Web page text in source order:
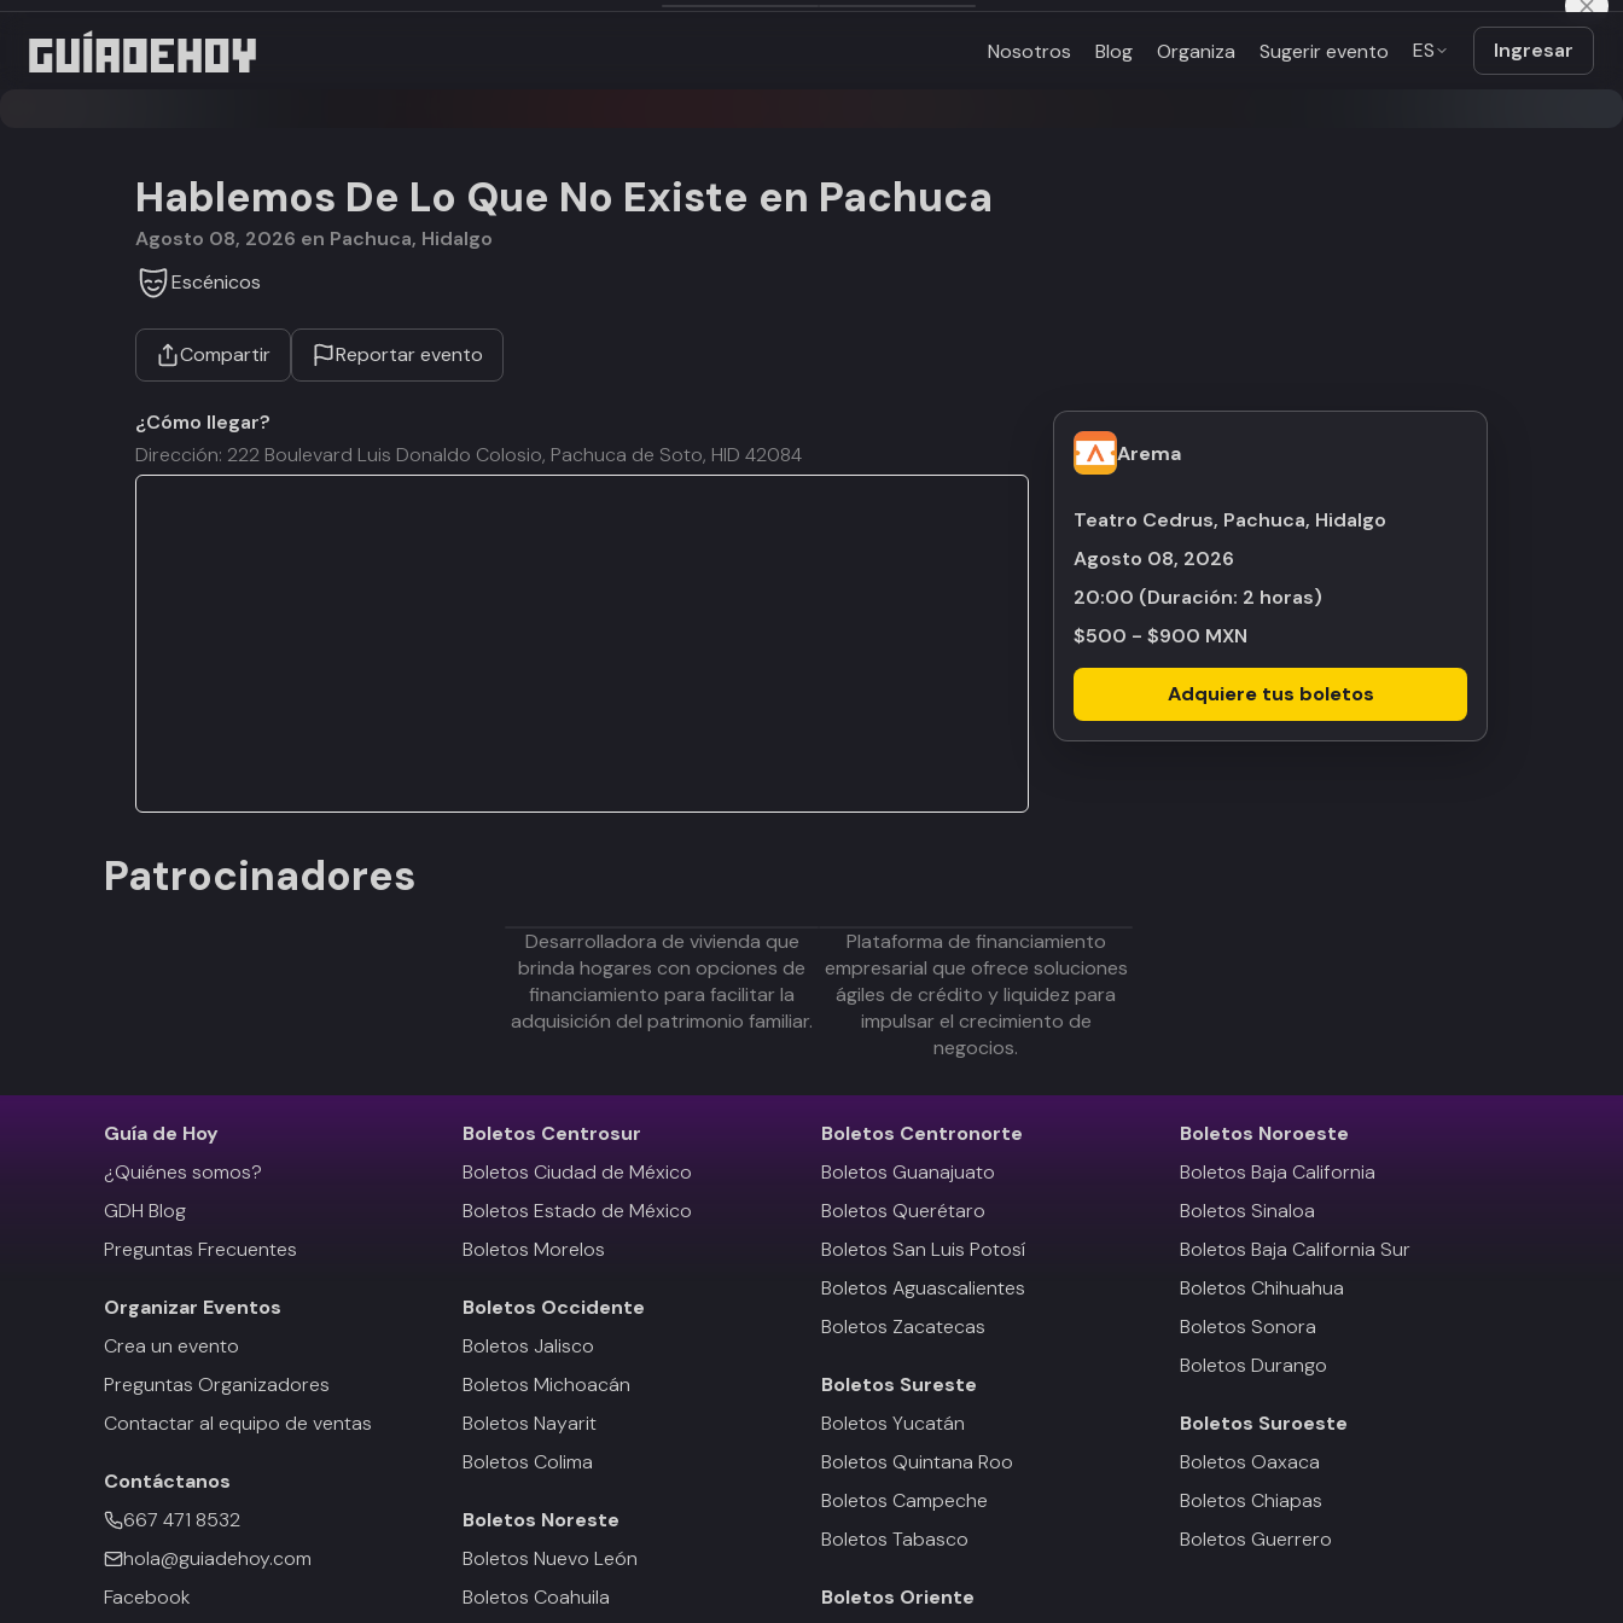
Nosotros Blog Organiza Sugerir evento ES Ingresar
Hablemos De Lo Que No Existe en Pachuca
agosto 08, 2026 en Pachuca, Hidalgo
Escénicos
Compartir Reportar evento
Arema
Teatro Cedrus, Pachuca, Hidalgo
agosto 08, 2026
20:00 (Duración: 2 horas)
$500 - $900 MXN
Adquiere tus boletos
¿Cómo llegar?
Dirección: 222 Boulevard Luis Donaldo Colosio, Pachuca de Soto, HID 42084
Patrocinadores
Desarrolladora de vivienda que
brinda hogares con opciones de
financiamiento para facilitar la
adquisición del patrimonio familiar.
Plataforma de financiamiento
empresarial que ofrece soluciones
ágiles de crédito y liquidez para
impulsar el crecimiento de
negocios.
Guía de Hoy
¿Quiénes somos?
GDH Blog
Preguntas Frecuentes
Organizar Eventos
Crea un evento
Preguntas Organizadores
Contactar al equipo de ventas
Contáctanos
667 471 8532
hola@guiadehoy.com
Facebook
Boletos Centrosur
Boletos Ciudad de México
Boletos Estado de México
Boletos Morelos
Boletos Occidente
Boletos Jalisco
Boletos Michoacán
Boletos Nayarit
Boletos Colima
Boletos Noreste
Boletos Nuevo León
Boletos Coahuila
Boletos Centronorte
Boletos Guanajuato
Boletos Querétaro
Boletos San Luis Potosí
Boletos Aguascalientes
Boletos Zacatecas
Boletos Sureste
Boletos Yucatán
Boletos Quintana Roo
Boletos Campeche
Boletos Tabasco
Boletos Oriente
Boletos Noroeste
Boletos Baja California
Boletos Sinaloa
Boletos Baja California Sur
Boletos Chihuahua
Boletos Sonora
Boletos Durango
Boletos Suroeste
Boletos Oaxaca
Boletos Chiapas
Boletos Guerrero